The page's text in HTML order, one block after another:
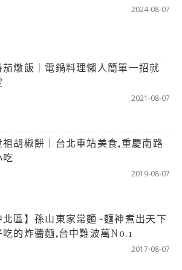
2024-08-07
茄燉飯｜電鍋料理懶人簡單一招就
2021-08-07
祖胡椒餅｜台北車站美食,重慶南路
吃
2019-08-07
北區】孫山東家常麵~麵神煮出天下
吃的炸醬麵,台中難波萬No.1
2017-08-07